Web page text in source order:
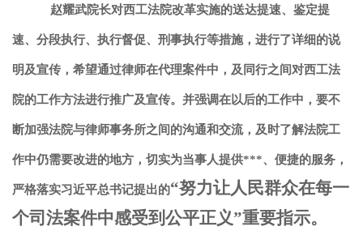
赵耀武院长对西工法院改革实施的送达提速、鉴定提
速、分段执行、执行督促、刑事执行等措施，进行了详细的说
明及宣传，希望通过律师在代理案件中，及同行之间对西工法
院的工作方法进行推广及宣传。并强调在以后的工作中，要不
断加强法院与律师事务所之间的沟通和交流，及时了解法院工
作中仍需要改进的地方，切实为当事人提供***、便捷的服务，
严格落实习近平总书记提出的“努力让人民群众在每一
个司法案件中感受到公平正义”重要指示。